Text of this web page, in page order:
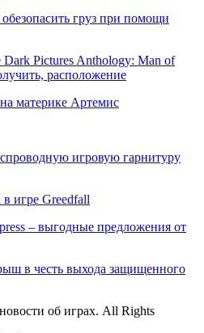
груз при помощи
Pictures Anthology: Man of
расположение
материке Артемис
игровую гарнитуру
игре Greedfall
– выгодные предложения от
в честь выхода защищенного
об играх. All Rights